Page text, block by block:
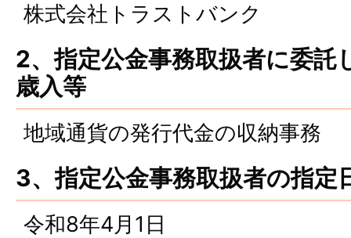
株式会社トラストバンク
2、指定公金事務取扱者に委託
歳入等
地域通貨の発行代金の収納事務
3、指定公金事務取扱者の指定
令和8年4月1日